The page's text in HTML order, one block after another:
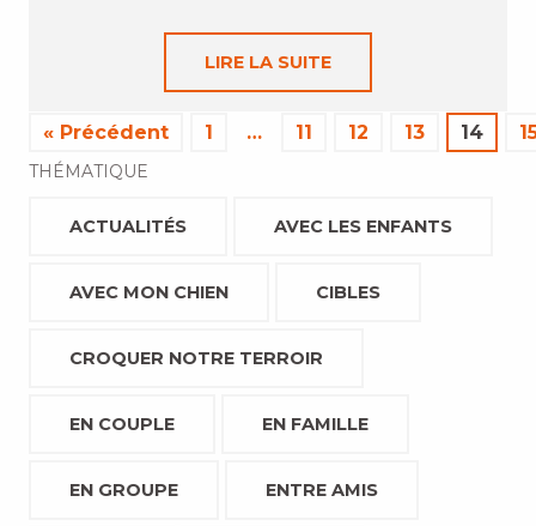
LIRE LA SUITE
« Précédent 1 … 11 12 13 14
THÉMATIQUE
ACTUALITÉS AVEC LES ENFANTS
AVEC MON CHIEN CIBLES
CROQUER NOTRE TERROIR
EN COUPLE EN FAMILLE
EN GROUPE ENTRE AMIS